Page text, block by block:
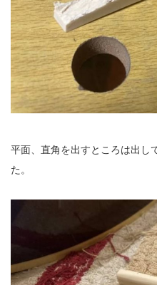
平面、直角を出すところは出し
た。